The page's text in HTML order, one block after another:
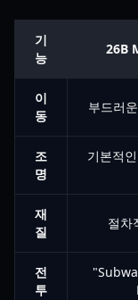
기
능
26B
이
동
부드러
조
명
기본적
재
질
절차
전
투